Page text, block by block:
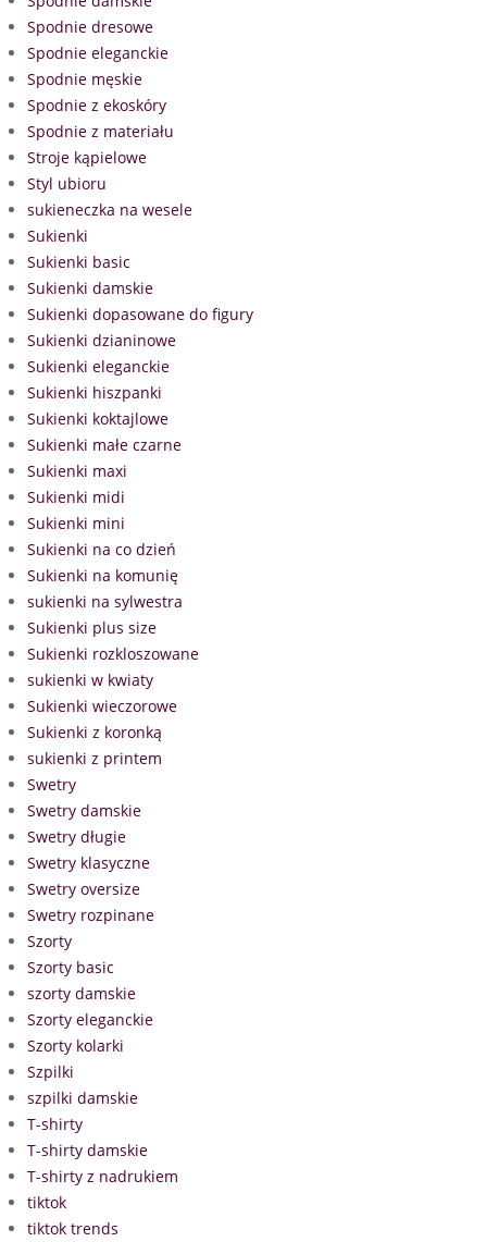
Spodnie dresowe
Spodnie eleganckie
Spodnie męskie
Spodnie z ekoskóry
Spodnie z materiału
Stroje kąpielowe
Styl ubioru
sukieneczka na wesele
Sukienki
Sukienki basic
Sukienki damskie
Sukienki dopasowane do figury
Sukienki dzianinowe
Sukienki eleganckie
Sukienki hiszpanki
Sukienki koktajlowe
Sukienki małe czarne
Sukienki maxi
Sukienki midi
Sukienki mini
Sukienki na co dzień
Sukienki na komunię
sukienki na sylwestra
Sukienki plus size
Sukienki rozkloszowane
sukienki w kwiaty
Sukienki wieczorowe
Sukienki z koronką
sukienki z printem
Swetry
Swetry damskie
Swetry długie
Swetry klasyczne
Swetry oversize
Swetry rozpinane
Szorty
Szorty basic
szorty damskie
Szorty eleganckie
Szorty kolarki
Szpilki
szpilki damskie
T-shirty
T-shirty damskie
T-shirty z nadrukiem
tiktok
tiktok trends